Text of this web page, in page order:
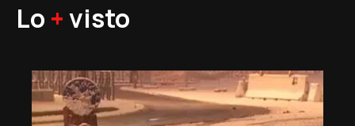
Lo +visto